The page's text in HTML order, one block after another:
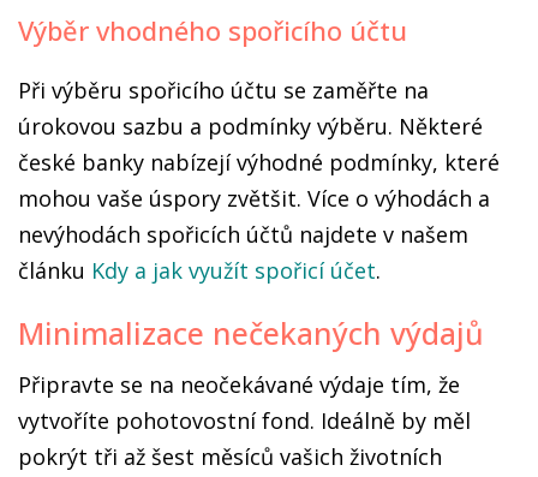
Výběr vhodného spořicího účtu
Při výběru spořicího účtu se zaměřte na
úrokovou sazbu a podmínky výběru. Některé
české banky nabízejí výhodné podmínky, které
mohou vaše úspory zvětšit. Více o výhodách a
nevýhodách spořicích účtů najdete v našem
článku Kdy a jak využít spořicí účet.
Minimalizace nečekaných výdajů
Připravte se na neočekávané výdaje tím, že
vytvoříte pohotovostní fond. Ideálně by měl
pokrýt tři až šest měsíců vašich životních